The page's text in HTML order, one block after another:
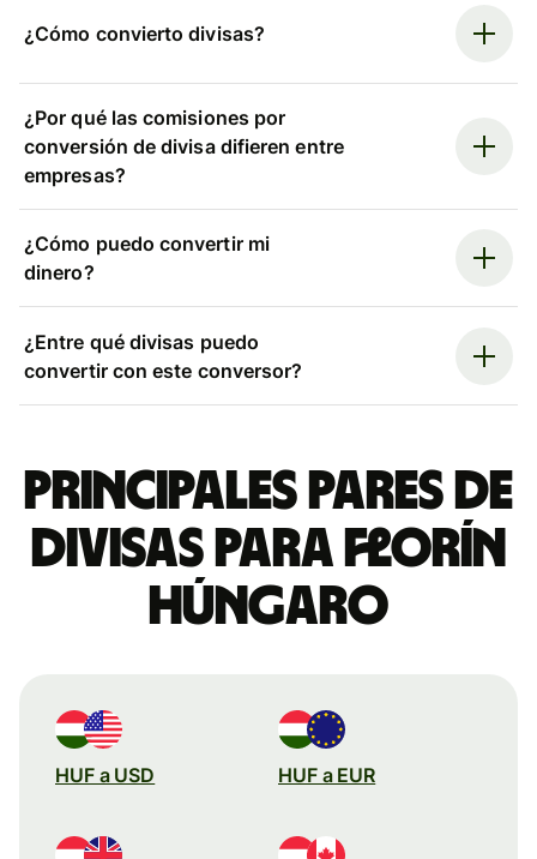
¿Cómo convierto divisas?
¿Por qué las comisiones por
conversión de divisa difieren entre
empresas?
¿Cómo puedo convertir mi
dinero?
¿Entre qué divisas puedo
convertir con este conversor?
Principales pares de
divisas para florín
húngaro
HUF a USD HUF a EUR